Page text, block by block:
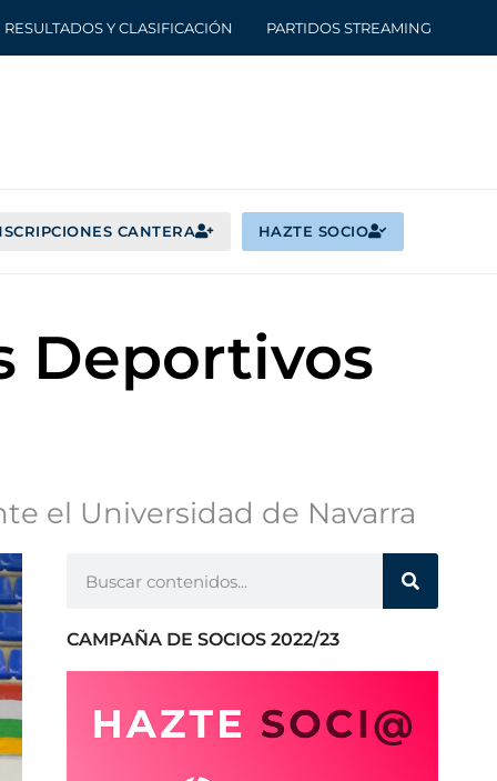
RESULTADOS Y CLASIFICACIÓN PARTIDOS STREAMING
CANTERA HAZTE SOCIO
Deportivos
el Universidad de Navarra
CAMPAÑA DE SOCIOS 2022/23